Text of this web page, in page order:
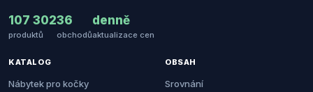
107 302
produktů
36
obchodů
denně
aktualizace cen
KATALOG
Nábytek pro kočky
OBSAH
Srovnání